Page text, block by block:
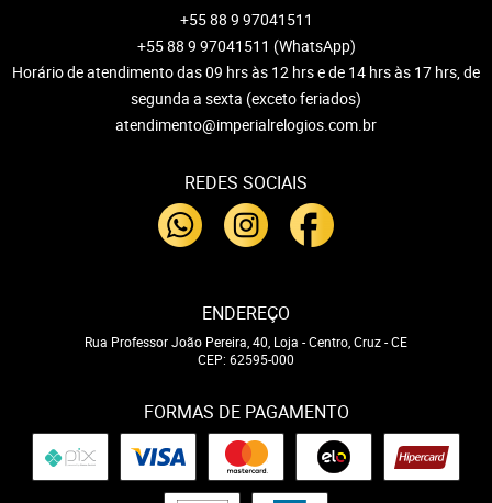
+55 88 9 97041511
+55 88 9 97041511 (WhatsApp)
Horário de atendimento das 09 hrs às 12 hrs e de 14 hrs às 17 hrs, de
segunda a sexta (exceto feriados)
atendimento@imperialrelogios.com.br
REDES SOCIAIS
ENDEREÇO
Rua Professor João Pereira, 40, Loja -Centro, Cruz-CE
CEP: 62595-000
FORMAS DE PAGAMENTO